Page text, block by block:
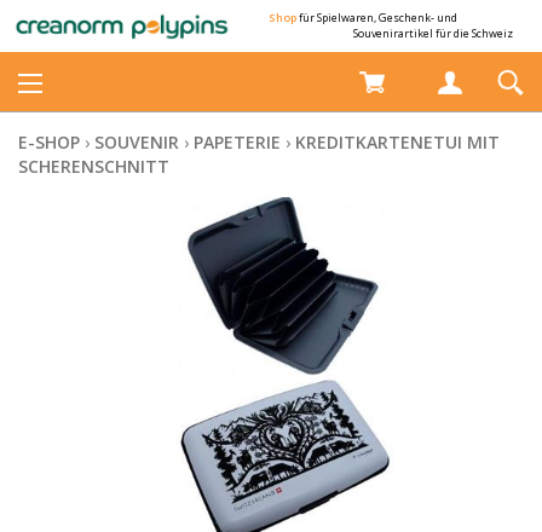
Shopfür Spielwaren, Geschenk- und
Souvenirartikel für die Schweiz
E-SHOP › SOUVENIR › PAPETERIE › KREDITKARTENETUI MIT
SCHERENSCHNITT